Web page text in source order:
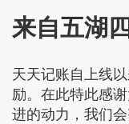
来自五湖
天天记账自上线
励。在此特此感
进的动力，我们